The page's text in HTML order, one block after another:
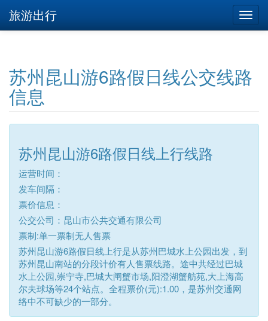
旅游出行
苏州昆山游6路假日线公交线路
信息
苏州昆山游6路假日线上行线路
运营时间：
发车间隔：
票价信息：
公交公司：昆山市公共交通有限公司
票制:单一票制无人售票
苏州昆山游6路假日线上行是从苏州巴城水上公园出发，到
苏州昆山南站的分段计价有人售票线路。途中共经过巴城
水上公园,崇宁寺,巴城大闸蟹市场,阳澄湖蟹舫苑,大上海高
尔夫球场等24个站点。全程票价(元):1.00，是苏州交通网
络中不可缺少的一部分。